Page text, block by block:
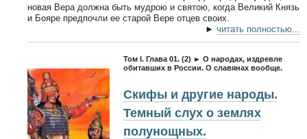
новая Вера должна быть мудрою и святою, когда Великий Князь
и Бояре предпочли ее старой Вере отцев своих.
► читать полностью...
Том I. Глава 01. (2) ► О народах, издревле
обитавших в России. О славянах вообще.
Скифы и другие народы.
Темный слух о землях
полунощных.